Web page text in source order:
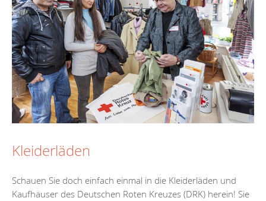
Kleiderläden
Schauen Sie doch einfach einmal in die Kleiderläden und
Kaufhäuser des Deutschen Roten Kreuzes (DRK) herein! Sie